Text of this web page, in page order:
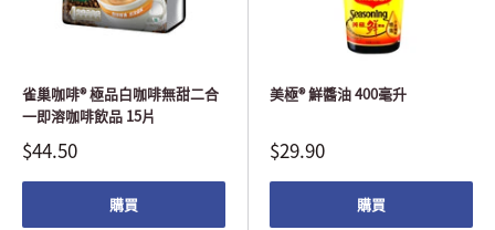
雀巢咖啡® 極品白咖啡無甜二合
一即溶咖啡飲品 15片
$44.50
購買
美極® 鮮醬油 400毫升
$29.90
購買